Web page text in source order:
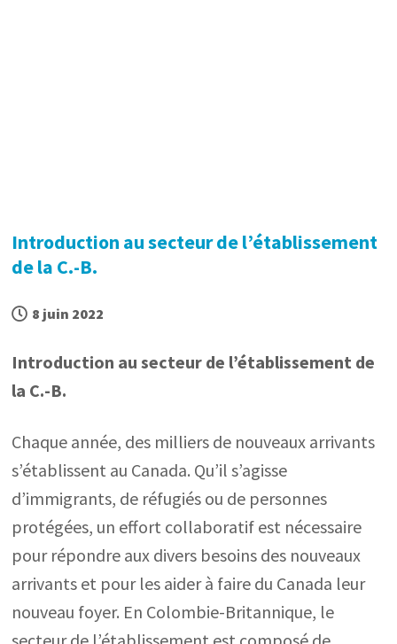
Introduction au secteur de l’établissement
de la C.-B.
8 juin 2022
Introduction au secteur de l’établissement de
la C.-B.
Chaque année, des milliers de nouveaux arrivants
s’établissent au Canada. Qu’il s’agisse
d’immigrants, de réfugiés ou de personnes
protégées, un effort collaboratif est nécessaire
pour répondre aux divers besoins des nouveaux
arrivants et pour les aider à faire du Canada leur
nouveau foyer. En Colombie-Britannique, le